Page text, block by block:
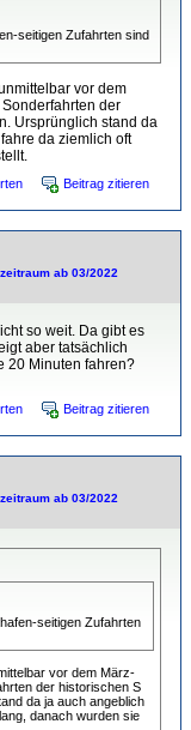
seitigen Zufahrten sind
vor dem
der
Ursprünglich stand da
da ziemlich oft
Beitrag zitieren
ab 03/2022
so weit. Da gibt es
aber tatsächlich
20 Minuten fahren?
Beitrag zitieren
ab 03/2022
seitigen Zufahrten
vor dem März-
der historischen S
da ja auch angeblich
danach wurden sie